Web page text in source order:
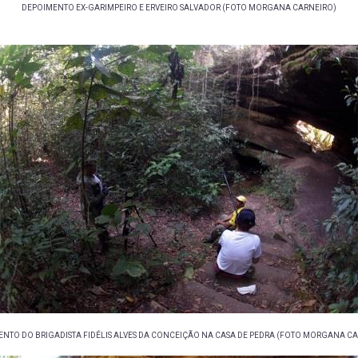
DEPOIMENTO EX-GARIMPEIRO E ERVEIRO SALVADOR (FOTO MORGANA CARNEIRO)
DO BRIGADISTA FIDÉLIS ALVES DA CONCEIÇÃO NA CASA DE PEDRA (FOTO MORGANA